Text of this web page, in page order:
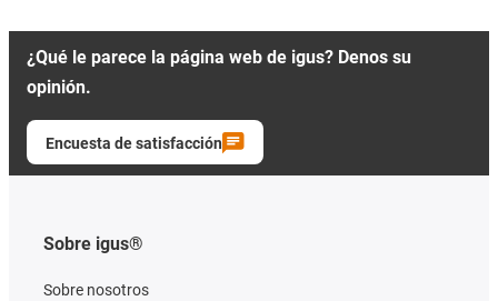
¿Qué le parece la página web de igus? Denos su
opinión.
Encuesta de satisfacción
Sobre igus®
Sobre nosotros